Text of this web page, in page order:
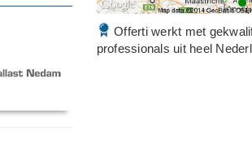
Offerti werkt met
professionals uit heel